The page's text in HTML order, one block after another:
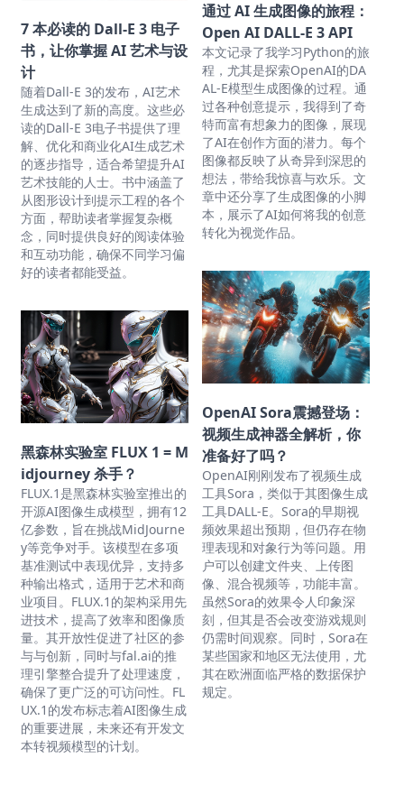
7 本必读的 Dall-E 3 电子
书，让你掌握 AI 艺术与设
计
随着Dall-E 3的发布，AI艺术
生成达到了新的高度。这些必
读的Dall-E 3电子书提供了理
解、优化和商业化AI生成艺术
的逐步指导，适合希望提升AI
艺术技能的人士。书中涵盖了
从图形设计到提示工程的各个
方面，帮助读者掌握复杂概
念，同时提供良好的阅读体验
和互动功能，确保不同学习偏
好的读者都能受益。
黑森林实验室 FLUX 1 = M
idjourney 杀手？
FLUX.1是黑森林实验室推出的
开源AI图像生成模型，拥有12
亿参数，旨在挑战MidJourne
y等竞争对手。该模型在多项
基准测试中表现优异，支持多
种输出格式，适用于艺术和商
业项目。FLUX.1的架构采用先
进技术，提高了效率和图像质
量。其开放性促进了社区的参
与与创新，同时与fal.ai的推
理引擎整合提升了处理速度，
确保了更广泛的可访问性。FL
UX.1的发布标志着AI图像生成
的重要进展，未来还有开发文
本转视频模型的计划。
通过 AI 生成图像的旅程：
Open AI DALL-E 3 API
本文记录了我学习Python的旅
程，尤其是探索OpenAI的DA
AL-E模型生成图像的过程。通
过各种创意提示，我得到了奇
特而富有想象力的图像，展现
了AI在创作方面的潜力。每个
图像都反映了从奇异到深思的
想法，带给我惊喜与欢乐。文
章中还分享了生成图像的小脚
本，展示了AI如何将我的创意
转化为视觉作品。
OpenAI Sora震撼登场：
视频生成神器全解析，你
准备好了吗？
OpenAI刚刚发布了视频生成
工具Sora，类似于其图像生成
工具DALL-E。Sora的早期视
频效果超出预期，但仍存在物
理表现和对象行为等问题。用
户可以创建文件夹、上传图
像、混合视频等，功能丰富。
虽然Sora的效果令人印象深
刻，但其是否会改变游戏规则
仍需时间观察。同时，Sora在
某些国家和地区无法使用，尤
其在欧洲面临严格的数据保护
规定。